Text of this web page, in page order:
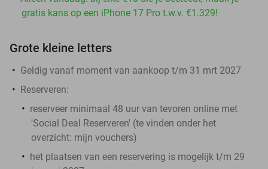
gratis kans op een iPhone 17 Pro t.w.v. €1.329!
Grote kleine letters
Geldig vanaf moment van aankoop t/m 31 mrt 2027
Reserveren:
reserveer minimaal 48 uur van tevoren online met
'Social Deal Reserveren' (te vinden onder het
overzicht: mijn vouchers)
het plaatsen van een reservering is mogelijk t/m 29